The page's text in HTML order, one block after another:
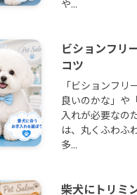
や...
ビションフリ
コツ
「ビションフ
良いのかな」や
入れが必要なの
は、丸くふわふ
多...
柴犬にトリミ